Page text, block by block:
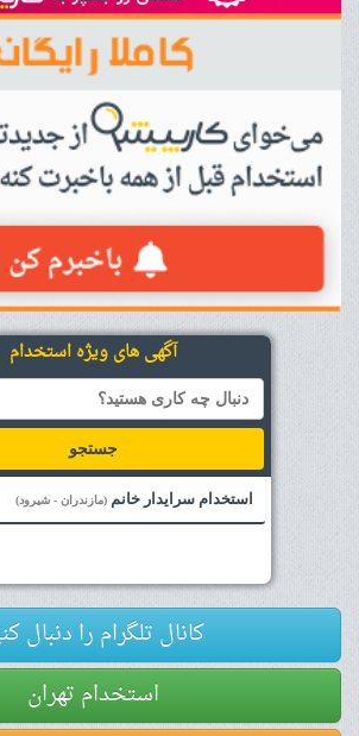
آگهی های ویژه استخدام
جستجو
استخدام سرایدار خانم (مازندران - شیرود)
کانال تلگرام را دنبال
استخدام تهران